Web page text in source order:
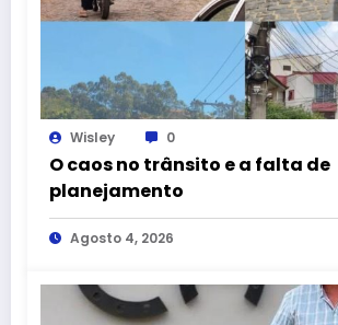
Wisley 0
O caos no trânsito e a falta de
planejamento
Agosto 4, 2026